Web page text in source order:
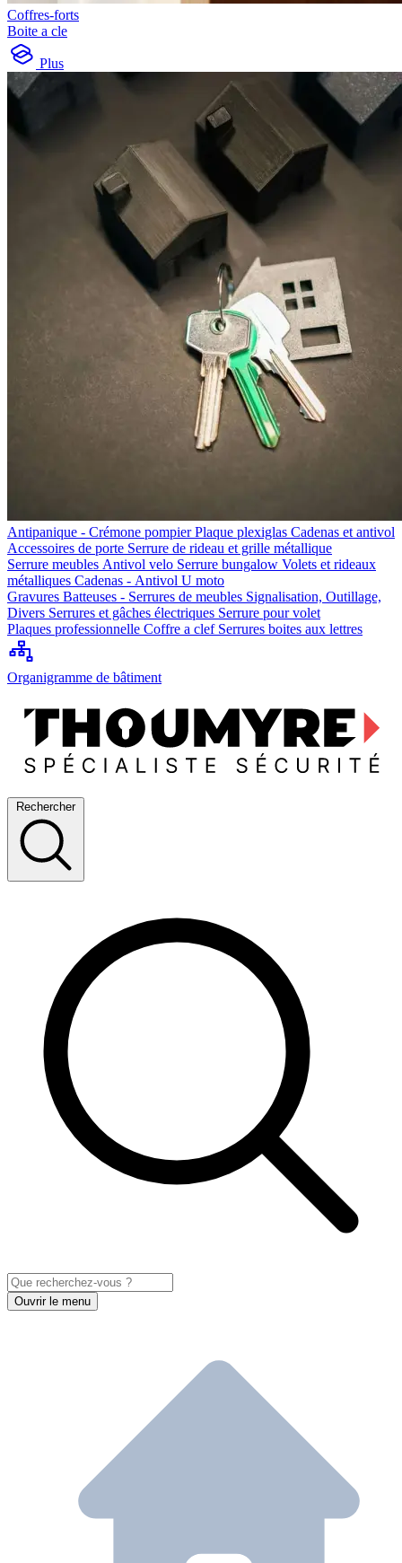
Coffres-forts
Boite a cle
Plus
Antipanique - Crémone pompierPlaque plexiglas Cadenas et antivol
Accessoires de porte Serrure de rideau et grille métallique
Serrure meubles Antivol velo Serrure bungalow Volets et rideaux
métalliques Cadenas - Antivol U moto
Gravures Batteuses - Serrures de meubles Signalisation, Outillage,
Divers Serrures et gâches électriques Serrure pour volet
Plaques professionnelle Coffre a clef Serrures boites aux lettres
Organigramme de bâtiment
Rechercher
Ouvrir le menu